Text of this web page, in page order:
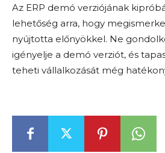
Az ERP demó verziójának
lehetőség arra, hogy
nyújtotta előnyökkel. Ne
igényelje a demó verziót, és
teheti vállalkozását még